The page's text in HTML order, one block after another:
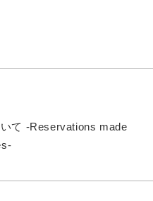
て ‐Reservations made